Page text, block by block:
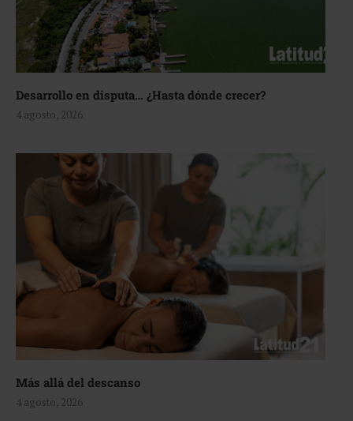
Desarrollo en disputa… ¿Hasta dónde crecer?
4 agosto, 2026
Más allá del descanso
4 agosto, 2026